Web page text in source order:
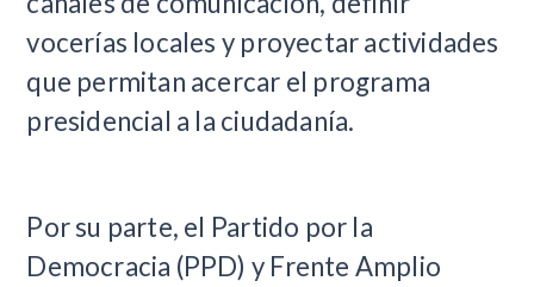
vocerías locales y proyectar actividades
que permitan acercar el programa
presidencial a la ciudadanía.
Por su parte, el Partido por la
Democracia (PPD) y Frente Amplio